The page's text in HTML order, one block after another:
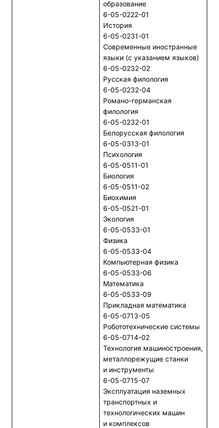
образование
6-05-0222-01
История
6-05-0231-01
Современные иностранные
языки (с указанием языков)
6-05-0232-02
Русская филология
6-05-0232-04
Романо-германская
филология
6-05-0232-01
Белорусская филология
6-05-0313-01
Психология
6-05-0511-01
Биология
6-05-0511-02
Биохимия
6-05-0521-01
Экология
6-05-0533-01
Физика
6-05-0533-04
Компьютерная физика
6-05-0533-06
Математика
6-05-0533-09
Прикладная математика
6-05-0713-05
Робототехнические системы
6-05-0714-02
Технология машиностроения,
металлорежущие станки
и инструменты
6-05-0715-07
Эксплуатация наземных
транспортных и
технологических машин
и комплексов